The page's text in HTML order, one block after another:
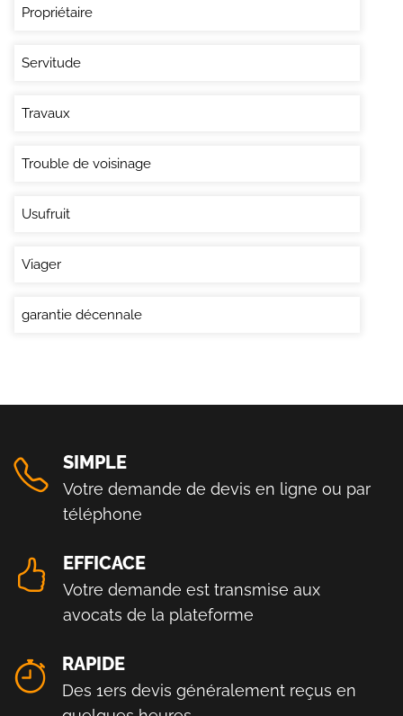
Propriétaire
Servitude
Travaux
Trouble de voisinage
Usufruit
Viager
garantie décennale
SIMPLE
Votre demande de devis en ligne ou par
téléphone
EFFICACE
Votre demande est transmise aux
avocats de la plateforme
RAPIDE
Des 1ers devis généralement reçus en